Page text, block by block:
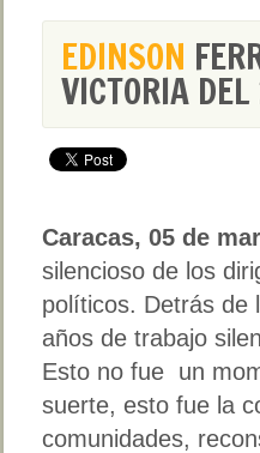
EDINSON
VICTORIA
Caracas, 05 de
silencioso de los
políticos. Detrás de
años de trabajo
Esto no fue un
suerte, esto fue la
comunidades,